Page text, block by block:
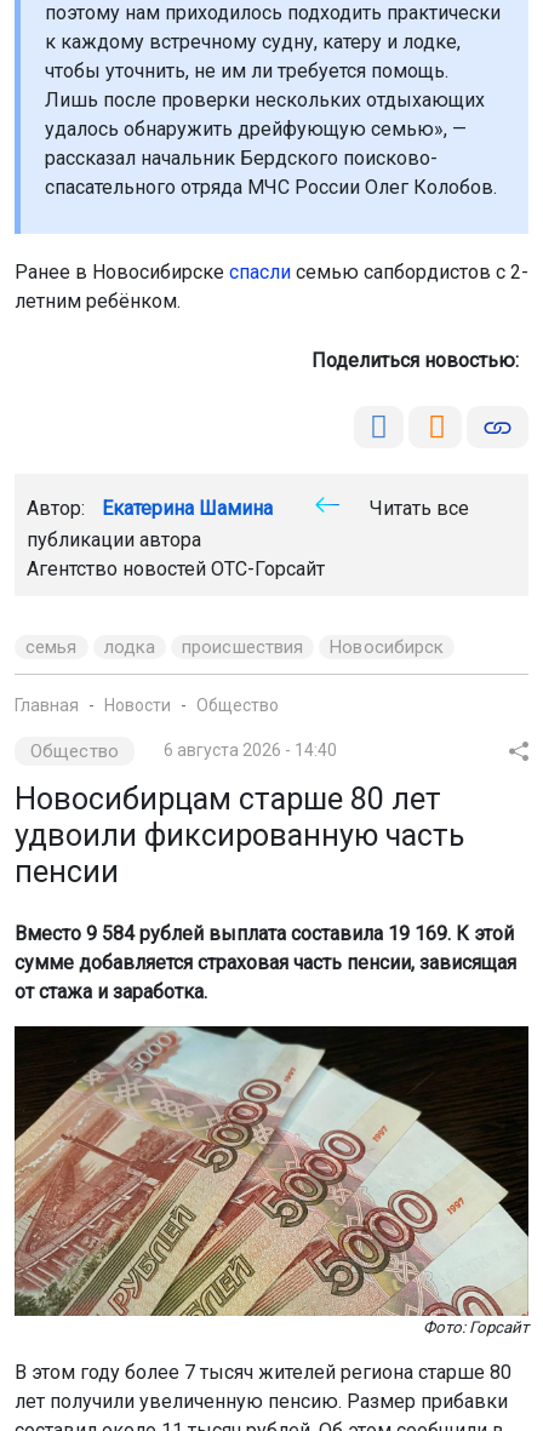
поэтому нам приходилось подходить практически
к каждому встречному судну, катеру и лодке,
чтобы уточнить, не им ли требуется помощь.
Лишь после проверки нескольких отдыхающих
удалось обнаружить дрейфующую семью», —
рассказал начальник Бердского поисково-
спасательного отряда МЧС России Олег Колобов.
Ранее в Новосибирске спасли семью сапбордистов с 2-
летним ребёнком.
Поделиться новостью:
Автор: Екатерина Шамина
Читать все
публикации автора
Агентство новостей ОТС-Горсайт
семья лодка происшествия Новосибирск
Главная Новости Общество
Общество 6 августа 2026 - 14:40
Новосибирцам старше 80 лет
удвоили фиксированную часть
пенсии
Вместо 9 584 рублей выплата составила 19 169. К этой
сумме добавляется страховая часть пенсии, зависящая
от стажа и заработка.
Фото: Горсайт
В этом году более 7 тысяч жителей региона старше 80
лет получили увеличенную пенсию. Размер прибавки